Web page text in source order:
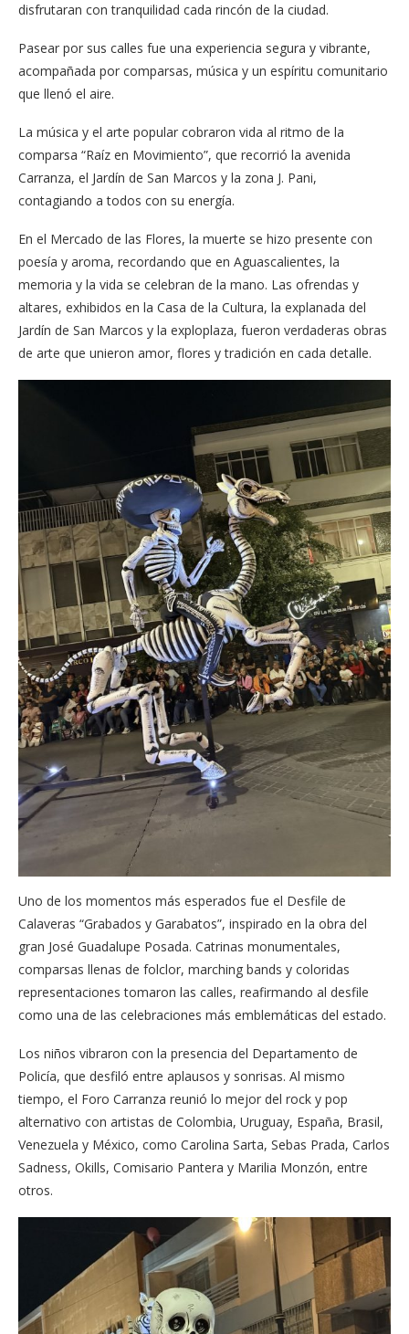
disfrutaran con tranquilidad cada rincón de la ciudad.
Pasear por sus calles fue una experiencia segura y vibrante,
acompañada por comparsas, música y un espíritu comunitario
que llenó el aire.
La música y el arte popular cobraron vida al ritmo de la
comparsa “Raíz en Movimiento”, que recorrió la avenida
Carranza, el Jardín de San Marcos y la zona J. Pani,
contagiando a todos con su energía.
En el Mercado de las Flores, la muerte se hizo presente con
poesía y aroma, recordando que en Aguascalientes, la
memoria y la vida se celebran de la mano. Las ofrendas y
altares, exhibidos en la Casa de la Cultura, la explanada del
Jardín de San Marcos y la exploplaza, fueron verdaderas obras
de arte que unieron amor, flores y tradición en cada detalle.
Uno de los momentos más esperados fue el Desfile de
Calaveras “Grabados y Garabatos”, inspirado en la obra del
gran José Guadalupe Posada. Catrinas monumentales,
comparsas llenas de folclor, marching bands y coloridas
representaciones tomaron las calles, reafirmando al desfile
como una de las celebraciones más emblemáticas del estado.
Los niños vibraron con la presencia del Departamento de
Policía, que desfiló entre aplausos y sonrisas. Al mismo
tiempo, el Foro Carranza reunió lo mejor del rock y pop
alternativo con artistas de Colombia, Uruguay, España, Brasil,
Venezuela y México, como Carolina Sarta, Sebas Prada, Carlos
Sadness, Okills, Comisario Pantera y Marilia Monzón, entre
otros.